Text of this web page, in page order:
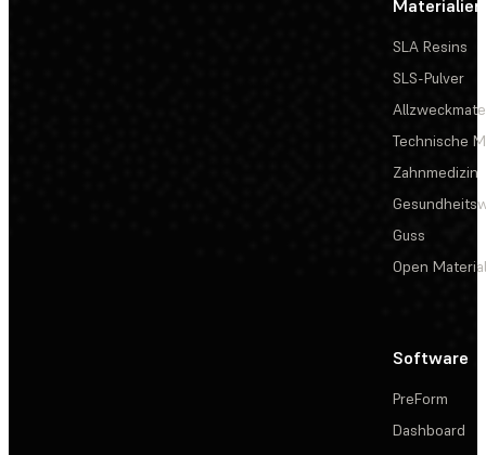
Materialien
SLA Resins
SLS-Pulver
Technische
Zahnmedizin
Guss
Open
Software
PreForm
Dashboard